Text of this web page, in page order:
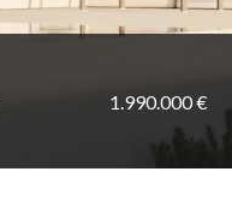
1.990.000 €